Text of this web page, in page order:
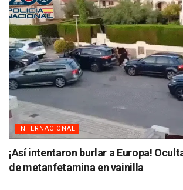
INTERNACIONAL
¡Así intentaron burlar a Europa!
de metanfetamina en vainilla